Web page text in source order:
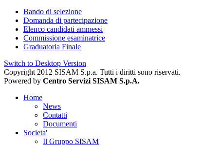
Bando di selezione
Domanda di partecipazione
Elenco candidati ammessi
Commissione esaminatrice
Graduatoria Finale
Switch to Desktop Version
Copyright 2012 SISAM S.p.a. Tutti i diritti sono riservati.
Powered by Centro Servizi SISAM S.p.A.
Home
News
Contatti
Documenti
Societa'
Il Gruppo SISAM